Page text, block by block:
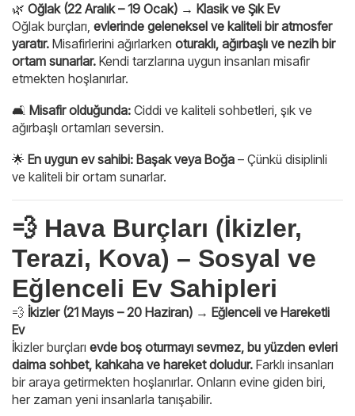
🌿 Oğlak (22 Aralık – 19 Ocak) → Klasik ve Şık Ev
Oğlak burçları, evlerinde geleneksel ve kaliteli bir atmosfer
yaratır. Misafirlerini ağırlarken oturaklı, ağırbaşlı ve nezih bir
ortam sunarlar. Kendi tarzlarına uygun insanları misafir
etmekten hoşlanırlar.
🛋 Misafir olduğunda: Ciddi ve kaliteli sohbetleri, şık ve
ağırbaşlı ortamları seversin.
🌟 En uygun ev sahibi: Başak veya Boğa – Çünkü disiplinli
ve kaliteli bir ortam sunarlar.
💨 Hava Burçları (İkizler,
Terazi, Kova) – Sosyal ve
Eğlenceli Ev Sahipleri
💨 İkizler (21 Mayıs – 20 Haziran) → Eğlenceli ve Hareketli
Ev
İkizler burçları evde boş oturmayı sevmez, bu yüzden evleri
daima sohbet, kahkaha ve hareket doludur. Farklı insanları
bir araya getirmekten hoşlanırlar. Onların evine giden biri,
her zaman yeni insanlarla tanışabilir.